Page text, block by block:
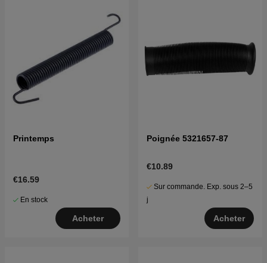
Printemps
€16.59
En stock
Acheter
Poignée 5321657-87
€10.89
Sur commande. Exp. sous 2–5
j
Acheter